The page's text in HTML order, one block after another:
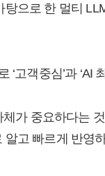
으로 한 멀티
객중심’과 ‘AI
가 중요하다는
고 빠르게 반영